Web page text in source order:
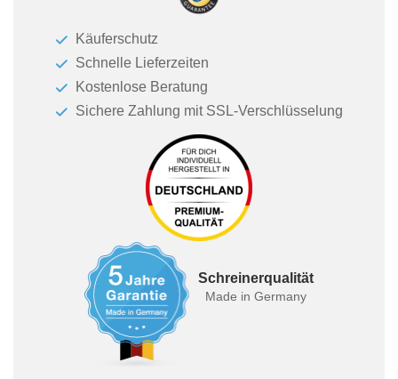
Käuferschutz
Schnelle Lieferzeiten
Kostenlose Beratung
Sichere Zahlung mit SSL-Verschlüsselung
Schreinerqualität
Made in Germany